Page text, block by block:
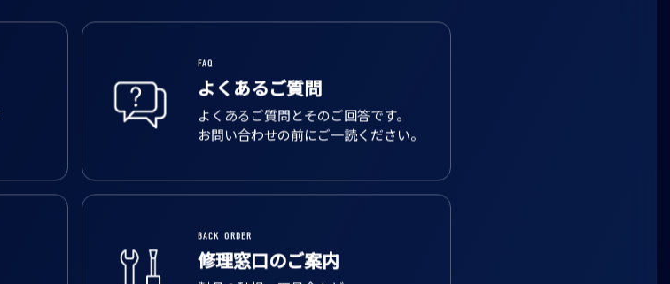
FAQ
よくあるご質問
よくあるご質問とそのご回答です。
お問い合わせの前にご一読ください。
BACK ORDER
修理窓口のご案内